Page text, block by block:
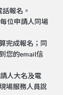
報名。
位申請人同場
完成報名；同
您的email信
人大名及電
場服務人員說